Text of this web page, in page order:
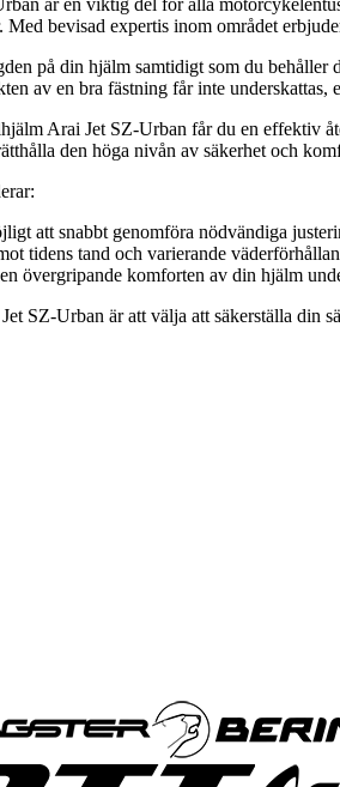
är en viktig del för alla
Med bevisad expertis inom området
på din hjälm samtidigt som du behåller
av en bra fästning får inte
Arai Jet SZ-Urban får du en effektiv
den höga nivån av säkerhet och
att snabbt genomföra nödvändiga
tidens tand och varierande
övergripande komforten av din hjälm
SZ-Urban är att välja att säkerställa din